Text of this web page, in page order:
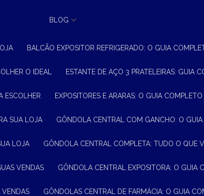
BLOG
BALCÃO EXPOSITOR REFRIGERADO: O GUIA
O IDEAL ESTANTE DE AÇO 3 PRATELEIRAS: GUIA
ESCOLHER EXPOSITORES E ARARAS: O GUIA
SUA LOJA GÔNDOLA CENTRAL COM GANCHO: O
LOJA GÔNDOLA CENTRAL COMPLETA: TUDO O QUE
VENDAS GÔNDOLA CENTRAL EXPOSITORA: O GUIA
VENDAS GÔNDOLAS CENTRAL DE FARMÁCIA: O GUIA